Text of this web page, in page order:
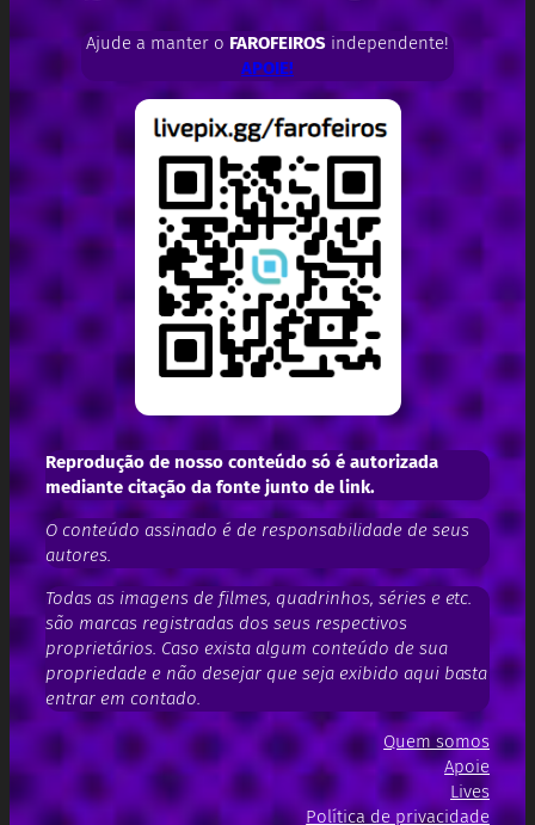
Ajude a manter o FAROFEIROSindependente!
APOIE!
Reprodução de nosso conteúdo só é autorizada
mediante citação da fonte junto de link.
O conteúdo assinado é de responsabilidade de seus
autores.
Todas as imagens de filmes, quadrinhos, séries e etc.
são marcas registradas dos seus respectivos
proprietários. Caso exista algum conteúdo de sua
propriedade e não desejar que seja exibido aqui basta
entrar em contado.
Quem somos
Apoie
Lives
Política de privacidade